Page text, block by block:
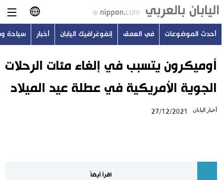
日本語
English
简体字
أحدث الموضوعات
أحدث الموضوعات في العمق إنفوغرافيك اليابان أخبار سياحة
أوميكرون يتسبب في إلغاء مئات الرحلات
الجوية الأمريكية في عطلة عيد الميلاد
أخبار اليابان 27/12/2021
اقرأ أيضاً